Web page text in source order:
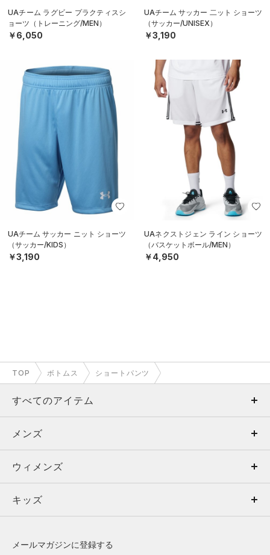
UAチーム ラグビー プラクティスシ
ョーツ（トレーニング/MEN）
￥6,050
UAチーム サッカー 二ット ショーツ
（サッカー/UNISEX）
￥3,190
UAチーム サッカー ニット ショーツ
（サッカー/KIDS）
￥3,190
UAネクストジェン ライン ショーツ
（バスケットボール/MEN）
￥4,950
TOP ボトムス ショートパンツ
すべてのアイテム
メンズ
ウィメンズ
キッズ
メンズ
トップス
ボトムス
ウィメンズ
トップス
キッズ
メールマガジンに登録する